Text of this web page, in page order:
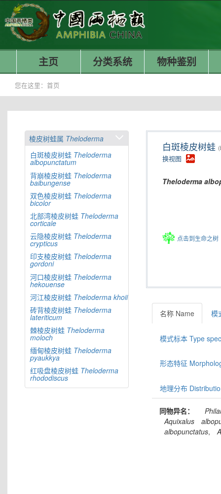
主页 分类系统 物种鉴别
您在这里： 首页
棱皮树蛙属 Theloderma
白斑棱皮树蛙 Theloderma
albopunctatum
背崩棱皮树蛙 Theloderma
baibungense
双色棱皮树蛙 Theloderma
bicolor
北部湾棱皮树蛙 Theloderma
corticale
云隐棱皮树蛙 Theloderma
crypticus
印支棱皮树蛙 Theloderma
gordoni
河口棱皮树蛙 Theloderma
hekouense
河江棱皮树蛙 Theloderma khoii
砖背棱皮树蛙 Theloderma
lateriticum
棘棱皮树蛙 Theloderma
moloch
缅甸棱皮树蛙 Theloderma
pyaukkya
红吸盘棱皮树蛙 Theloderma
rhododiscus
白斑棱皮树蛙
换视图
Theloderma
点击到生命之树
名称 Name 模
模式标本 Type
形态特征
地理分布
同物异名：
Aquixalus
albopunctatus,